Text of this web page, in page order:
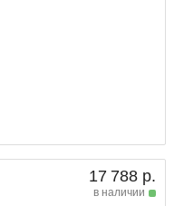
17 788 р.
в наличии